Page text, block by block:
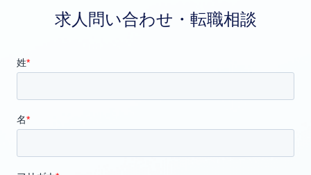
求人問い合わせ・転職相談